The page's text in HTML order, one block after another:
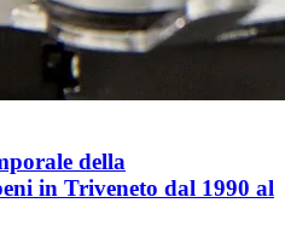
della
in Triveneto dal 1990 al